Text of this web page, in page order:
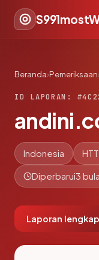
Beranda›Pemeriksaan
ID LAPORAN:
Indonesia
Diperbarui3
Laporan